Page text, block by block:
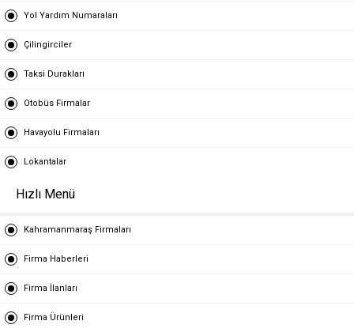
Yol Yardım Numaraları
Çilingirciler
Taksi Durakları
Otobüs Firmalar
Havayolu Firmaları
Lokantalar
Hızlı Menü
Kahramanmaraş Firmaları
Firma Haberleri
Firma İlanları
Firma Ürünleri